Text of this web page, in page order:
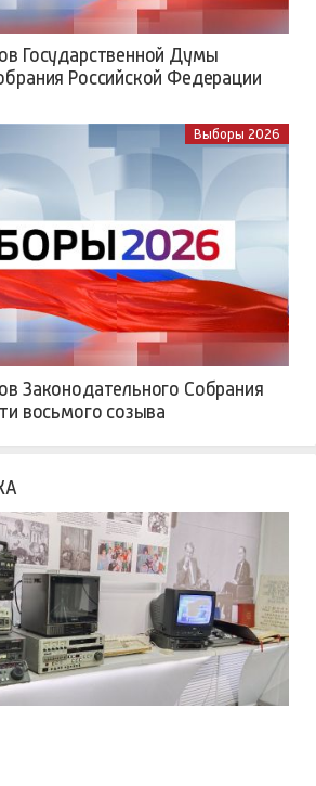
Государственной Думы
Российской Федерации
Выборы 2026
Законодательного Собрания
восьмого созыва